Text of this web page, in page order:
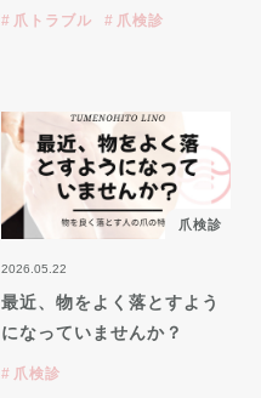
爪トラブル 爪検診
爪検診
2026.05.22
最近、物をよく落とすよう
になっていませんか？
爪検診